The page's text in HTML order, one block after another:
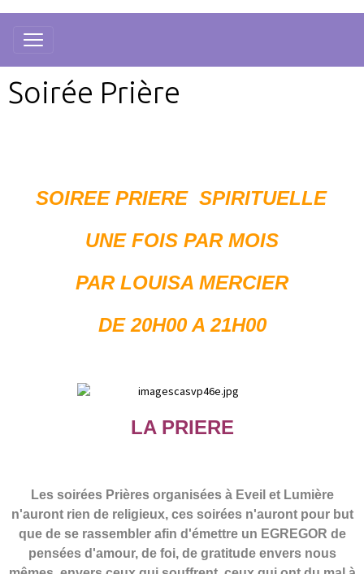
Soirée Prière
SOIREE PRIERE SPIRITUELLE
UNE FOIS PAR MOIS
PAR LOUISA MERCIER
DE 20H00 A 21H00
LA PRIERE
Les soirées Prières organisées à Eveil et Lumière
n'auront rien de religieux, ces soirées n'auront pour but
que de se rassembler afin d'émettre un EGREGOR de
pensées d'amour, de foi, de gratitude envers nous